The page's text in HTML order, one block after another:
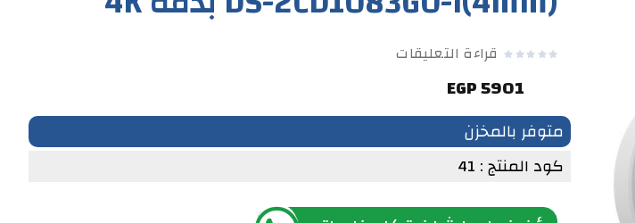
قراءة التعليقات
5901 EGP
متوفر بالمخزن
كود المنتج : 41